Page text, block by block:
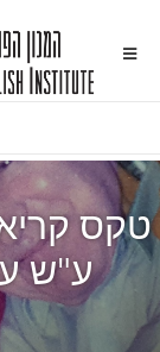
MENU
טקס
ע"ש